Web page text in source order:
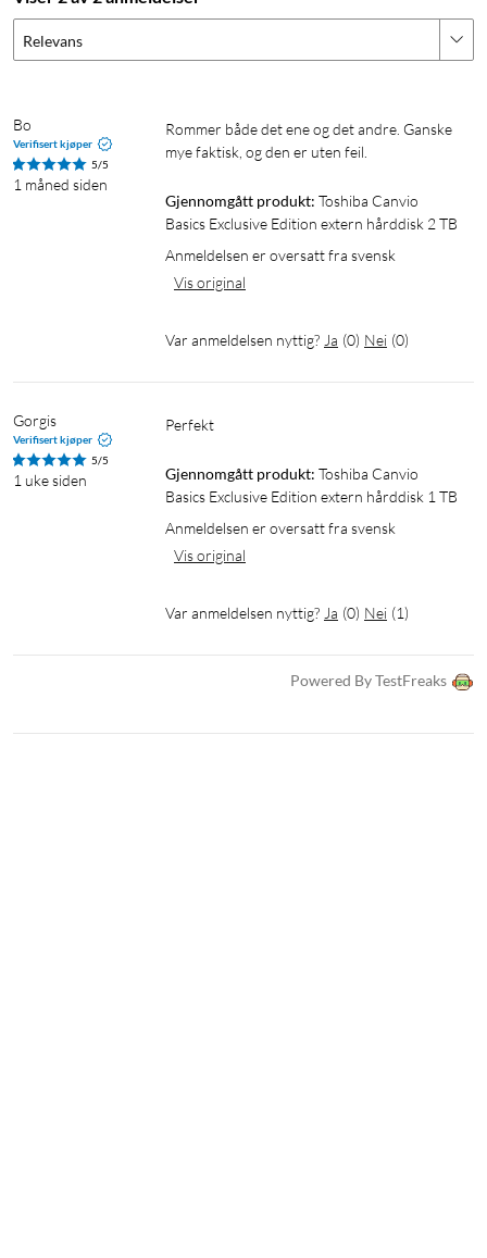
Tilkobling til harddisk: Micro-B
Kabeltilkobling: USB-A til Micro-B
Mac-kompatibilitet: Krever omformatering for macOS
Strømforsyning: Via USB
Mål: 78 × 109 × 14 mm
Systemkrav: Windows 11, Windows 10 eller Windows 8.1
Øvrige krav: Ledig USB 3.2 Gen 1- eller USB 2.0-port
1 × USB 3.2 Gen 1-kabel, USB-A til Micro-B
1 × Beskyttelsesetui
Forhåndsinstallert bruksanvisning på harddisken
Relevans
Bo
Verifisert kjøper
5/5
1 måned siden
Rommer både det ene og det andre. Ganske
mye faktisk, og den er uten feil.
Gjennomgått produkt: Toshiba Canvio
Basics Exclusive Edition extern hårddisk 2 TB
Anmeldelsen er oversatt fra svensk
Vis original
Var anmeldelsen nyttig? Ja (0) Nei (0)
Gorgis
Verifisert kjøper
5/5
1 uke siden
Perfekt
Gjennomgått produkt: Toshiba Canvio
Basics Exclusive Edition extern hårddisk 1 TB
Anmeldelsen er oversatt fra svensk
Vis original
Var anmeldelsen nyttig? Ja (0) Nei (1)
Powered By TestFreaks